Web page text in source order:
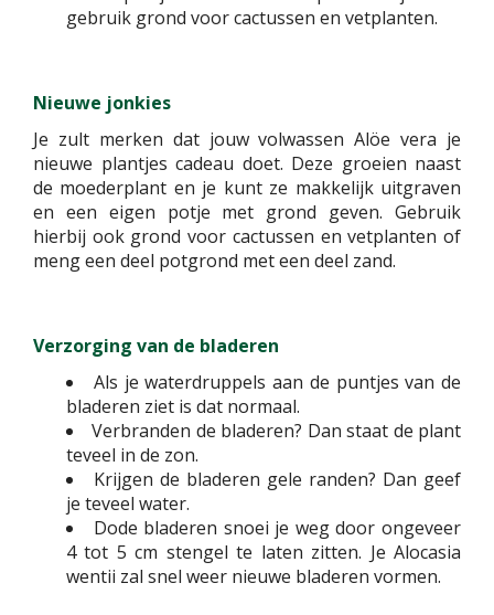
gebruik grond voor cactussen en vetplanten.
Nieuwe jonkies
Je zult merken dat jouw volwassen Alöe vera je
nieuwe plantjes cadeau doet. Deze groeien naast
de moederplant en je kunt ze makkelijk uitgraven
en een eigen potje met grond geven. Gebruik
hierbij ook grond voor cactussen en vetplanten of
meng een deel potgrond met een deel zand.
Verzorging van de bladeren
Als je waterdruppels aan de puntjes van de
bladeren ziet is dat normaal.
Verbranden de bladeren? Dan staat de plant
teveel in de zon.
Krijgen de bladeren gele randen? Dan geef
je teveel water.
Dode bladeren snoei je weg door ongeveer
4 tot 5 cm stengel te laten zitten. Je Alocasia
wentii zal snel weer nieuwe bladeren vormen.